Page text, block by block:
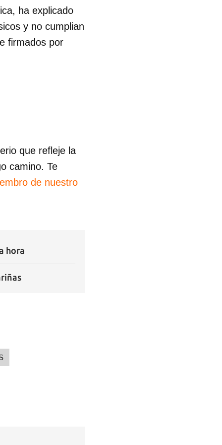
ha explicado
y no cumplian
firmados por
que refleje la
camino. Te
de nuestro
hora